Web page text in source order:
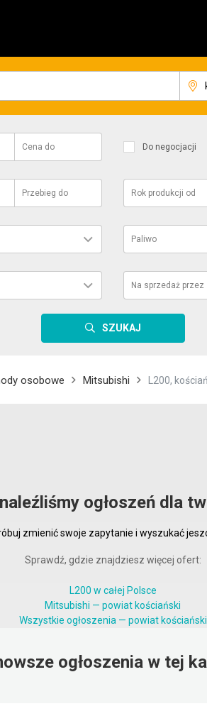
Cena do Do negocjacji
Przebieg do Rok produkcji od
Paliwo
Na sprzedaż przez
SZUKAJ
osobowe Mitsubishi L200,
ogłoszeń dla
zmienić swoje zapytanie i wyszukać
Sprawdź, gdzie znajdziesz więcej ofert:
L200 w całej Polsce
Mitsubishi — powiat kościański
Wszystkie ogłoszenia — powiat kościański
ogłoszenia w tej